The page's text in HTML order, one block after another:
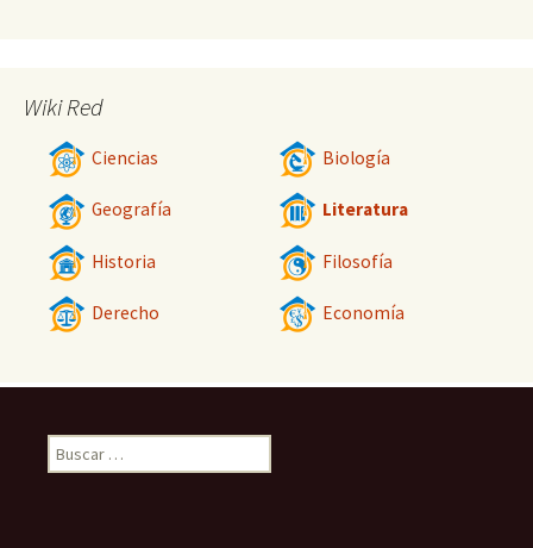
Wiki Red
Ciencias Biología
Geografía Literatura
Historia Filosofía
Derecho Economía
Buscar: